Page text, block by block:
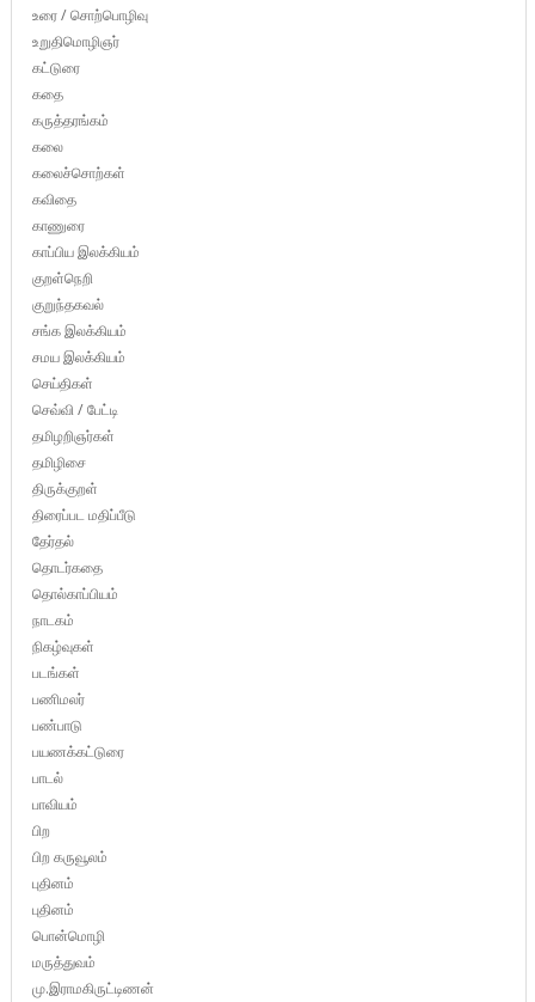
உரை / சொற்பொழிவு
உறுதிமொழிஞர்
கட்டுரை
கதை
கருத்தரங்கம்
கலை
கலைச்சொற்கள்
கவிதை
காணுரை
காப்பிய இலக்கியம்
குறள்நெறி
குறுந்தகவல்
சங்க இலக்கியம்
சமய இலக்கியம்
செய்திகள்
செவ்வி / பேட்டி
தமிழறிஞர்கள்
தமிழிசை
திருக்குறள்
திரைப்பட மதிப்பீடு
தேர்தல்
தொடர்கதை
தொல்காப்பியம்
நாடகம்
நிகழ்வுகள்
படங்கள்
பணிமலர்
பண்பாடு
பயணக்கட்டுரை
பாடல்
பாவியம்
பிற
பிற கருவூலம்
புதினம்
புதினம்
பொன்மொழி
மருத்துவம்
மு.இராமகிருட்டிணன்